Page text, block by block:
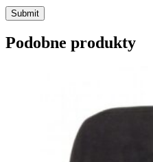
Submit
Podobne produkty